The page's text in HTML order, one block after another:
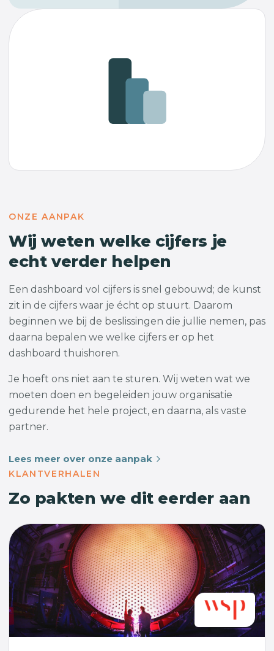
ONZE AANPAK
Wij weten welke cijfers je
echt verder helpen
Een dashboard vol cijfers is snel gebouwd; de kunst
zit in de cijfers waar je écht op stuurt. Daarom
beginnen we bij de beslissingen die jullie nemen, pas
daarna bepalen we welke cijfers er op het
dashboard thuishoren.
Je hoeft ons niet aan te sturen. Wij weten wat we
moeten doen en begeleiden jouw organisatie
gedurende het hele project, en daarna, als vaste
partner.
Lees meer over onze aanpak
KLANTVERHALEN
Zo pakten we dit eerder aan